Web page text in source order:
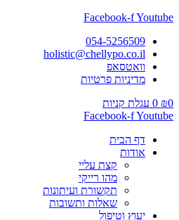
Facebook-fYoutube
054-5256509
holistic@chellypo.co.il
וואטסאפ
מדיניות פרטיות
₪0
0 עגלת קניות
Facebook-fYoutube
דף הבית
אודות
קצת עליי
מהו רייקי
תקשורת ועיתונות
שאלות ותשובות
יעוץ וטיפול